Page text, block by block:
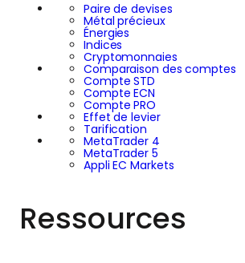
Paire de devises
Métal précieux
Énergies
Indices
Cryptomonnaies
Comparaison des comptes
Compte STD
Compte ECN
Compte PRO
Effet de levier
Tarification
MetaTrader 4
MetaTrader 5
Appli EC Markets
Ressources